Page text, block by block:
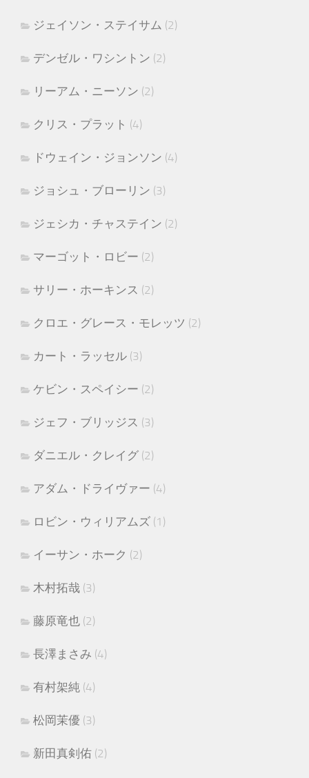
ジェイソン・ステイサム (2)
デンゼル・ワシントン (2)
リーアム・ニーソン (2)
クリス・プラット (4)
ドウェイン・ジョンソン (4)
ジョシュ・ブローリン (3)
ジェシカ・チャステイン (2)
マーゴット・ロビー (2)
サリー・ホーキンス (2)
クロエ・グレース・モレッツ (2)
カート・ラッセル (3)
ケビン・スペイシー (2)
ジェフ・ブリッジス (3)
ダニエル・クレイグ (2)
アダム・ドライヴァー (4)
ロビン・ウィリアムズ (1)
イーサン・ホーク (2)
木村拓哉 (3)
藤原竜也 (2)
長澤まさみ (4)
有村架純 (4)
松岡茉優 (3)
新田真剣佑 (2)